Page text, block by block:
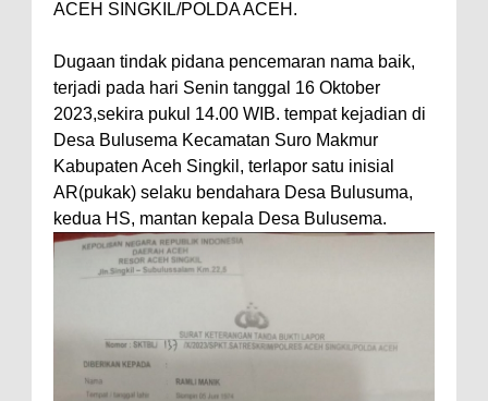
ACEH SINGKIL/POLDA ACEH.
Dugaan tindak pidana pencemaran nama baik,
terjadi pada hari Senin tanggal 16 Oktober
2023,sekira pukul 14.00 WIB. tempat kejadian di
Desa Bulusema Kecamatan Suro Makmur
Kabupaten Aceh Singkil, terlapor satu inisial
AR(pukak) selaku bendahara Desa Bulusuma,
kedua HS, mantan kepala Desa Bulusema.